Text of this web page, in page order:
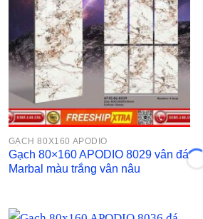
GẠCH 80X160 APODIO
Gạch 80×160 APODIO 8029 vân đá
Marbal màu trắng vân nâu